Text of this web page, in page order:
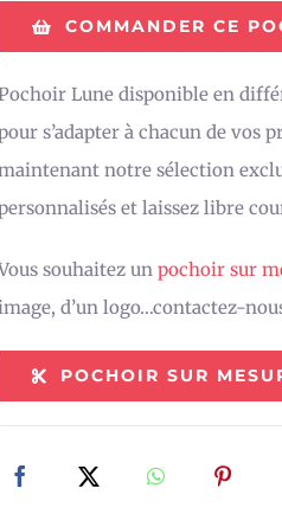
COMMANDER CE
Lune disponible en
s’adapter à chacun de vos
notre sélection
et laissez libre
souhaitez un pochoir sur
d’un logo…contactez-
POCHOIR SUR